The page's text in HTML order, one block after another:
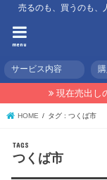
売るのも、買うのも、
menu
サービス内容 購
現在売出し
HOME タグ : つくば市
つくば市